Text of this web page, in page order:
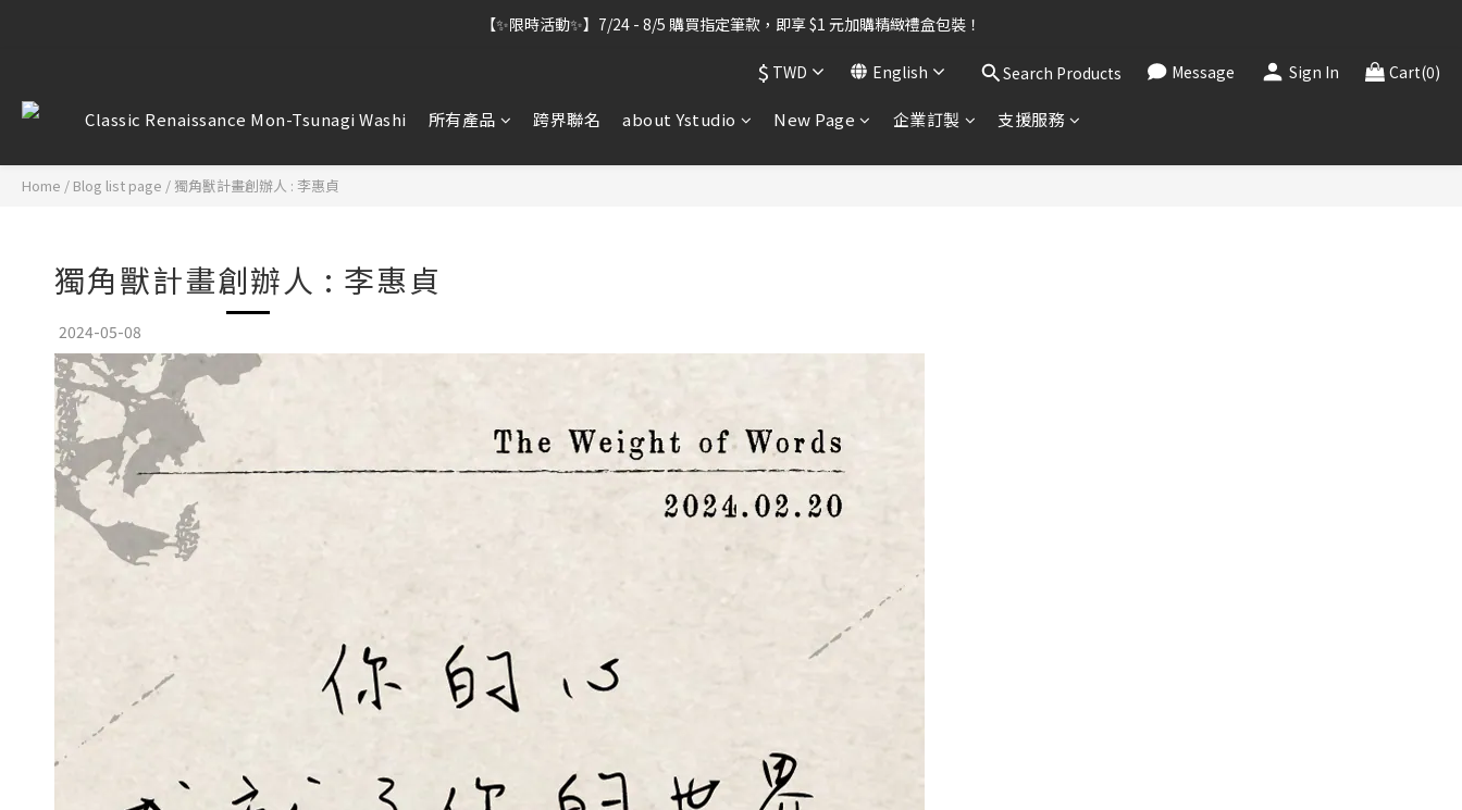
【雷雕訂單出貨暫停】7/30–8/7 進行機器維護，期間「含雷雕之訂單」將暫停出貨，敬請見諒。
【✨限時活動✨】7/24 - 8/5 購買指定筆款，即享 $1 元加購精緻禮盒包裝！
【雷雕訂單出貨暫停】7/30–8/7 進行機器維護，期間「含雷雕之訂單」將暫停出貨，敬請見諒。
$ TWD English Search Products Message Sign In Cart(0)
Classic Renaissance Mon-Tsunagi Washi 所有產品 跨界聯名 about Ystudio New Page 企業訂製 支援服務
Home / Blog list page / 獨角獸計畫創辦人 : 李惠貞
獨角獸計畫創辦人 : 李惠貞
2024-05-08